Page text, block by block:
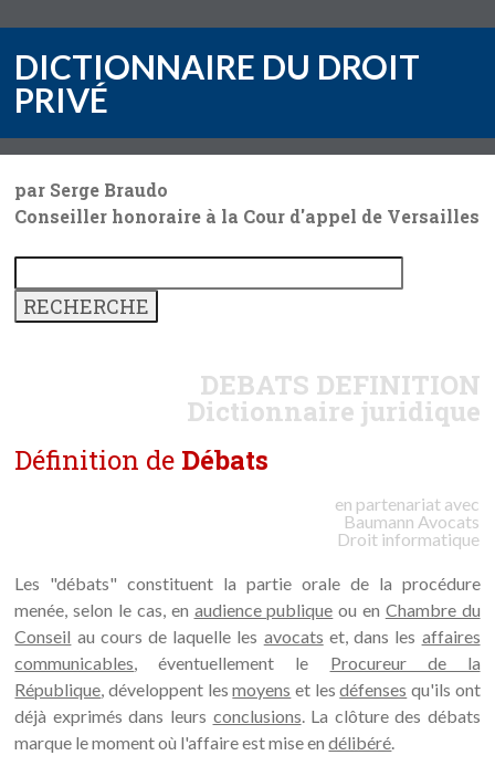
DICTIONNAIRE DU DROIT
PRIVÉ
par Serge Braudo
Conseiller honoraire à la Cour d'appel de Versailles
DEBATS DEFINITION
Dictionnaire juridique
Définition de Débats
en partenariat avec
Baumann Avocats
Droit informatique
Les "débats" constituent la partie orale de la procédure
menée, selon le cas, en audience publique ou en Chambre du
Conseil au cours de laquelle les avocats et, dans les affaires
communicables, éventuellement le Procureur de la
République, développent lesmoyens et lesdéfenses qu'ils ont
déjà exprimés dans leurs conclusions. La clôture des débats
marque le moment où l'affaire est mise endélibéré.